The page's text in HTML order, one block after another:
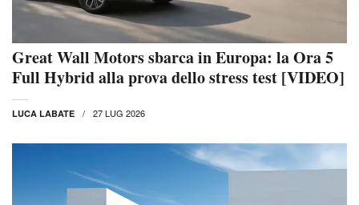
Great Wall Motors sbarca in Europa: la Ora 5
Full Hybrid alla prova dello stress test [VIDEO]
LUCA LABATE 27 LUG 2026